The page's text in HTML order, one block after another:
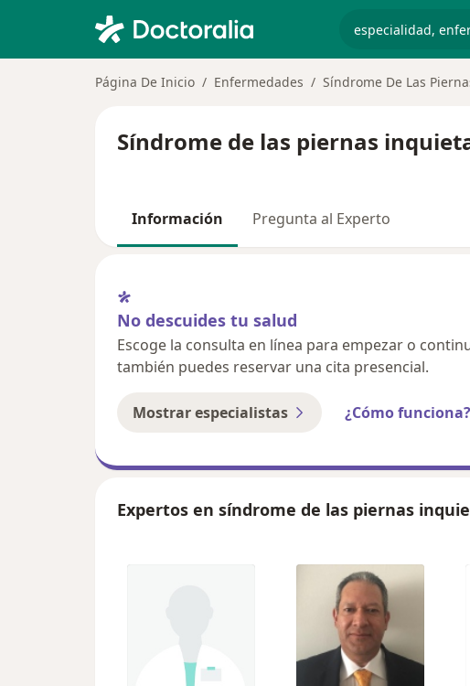
Página De Inicio Enfermedades Síndrome De Las
Síndrome de las piernas
Información Pregunta al Experto
No descuides tu salud
Escoge la consulta en línea para empezar o
también puedes reservar una cita presencial.
Mostrar especialistas ¿Cómo funciona?
Expertos en síndrome de las piernas